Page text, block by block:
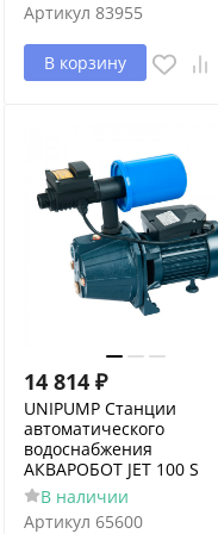
Артикул 83955
В корзину
14 814 ₽
UNIPUMP Станции
автоматического
водоснабжения
АКВАРОБОТ JET 100 S
В наличии
Артикул 65600